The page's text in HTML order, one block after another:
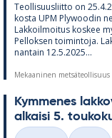
Teol­li­suus­liitto on
kosta UPM Plywoo­din
Lak­koil­moi­tus kos­kee
Pel­lok­sen toi­min­toja.
nan­tain 12.5.2025...
Mekaaninen metsäteollisuus
Kym­me­nes
al­kaisi 5.